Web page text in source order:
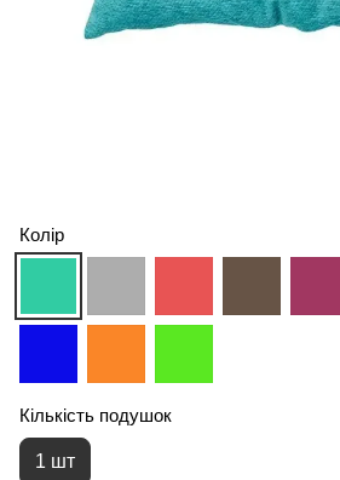
Колір
Кількість подушок
1 шт